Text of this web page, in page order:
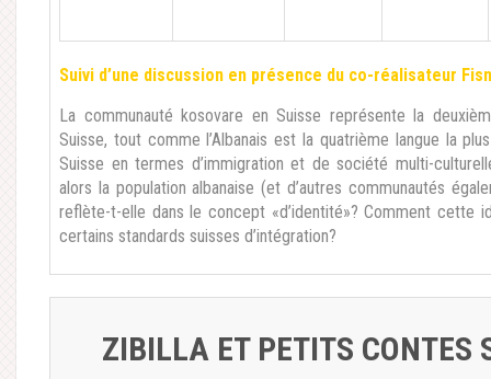
Suivi d’une discussion en présence du co-réalisateur
La communauté kosovare en Suisse représente la
Suisse, tout comme l’Albanais est la quatrième langue la
Suisse en termes d’immigration et de société multi-
alors la population albanaise (et d’autres communautés
reflète-t-elle dans le concept «d’identité»? Comment cette
certains standards suisses d’intégration?
ZIBILLA ET PETITS CONTES